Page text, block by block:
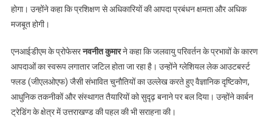
प्रशिक्षण
होगा। उन्होंने कहा कि प्रशिक्षण से अधिकारियों की आपदा प्रबंधन क्षमता और अधिक
मजबूत होगी।
एनआईडीएम के प्रोफेसरनवनीत कुमारने कहा कि जलवायु परिवर्तन के प्रभावों के कारण
आपदाओं का स्वरूप लगातार जटिल होता जा रहा है। उन्होंने ग्लेशियल लेक आउटबर्स्ट
फ्लड (जीएलओएफ) जैसी संभावित चुनौतियों का उल्लेख करते हुए वैज्ञानिक दृष्टिकोण,
आधुनिक तकनीकों और संस्थागत तैयारियों को सुदृढ़ बनाने पर बल दिया। उन्होंने कार्बन
ट्रेडिंग के क्षेत्र में उत्तराखण्ड की पहल की भी सराहना की।